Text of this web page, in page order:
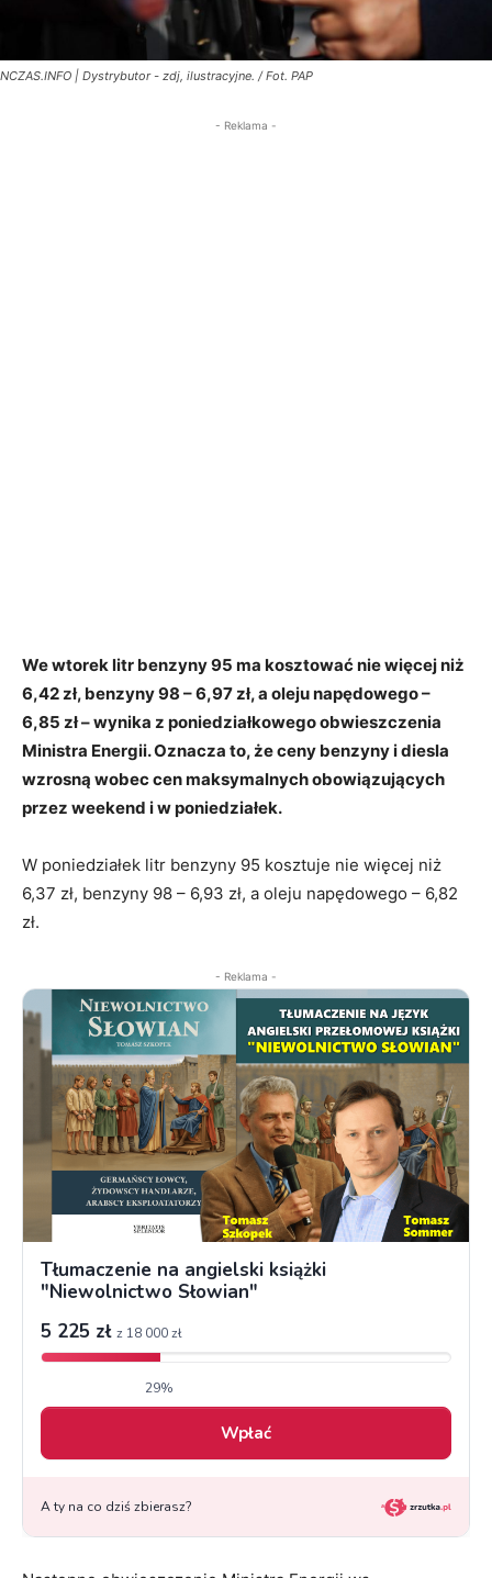
NCZAS.INFO | Dystrybutor - zdj, ilustracyjne. / Fot. PAP
- Reklama -
We wtorek litr benzyny 95 ma kosztować nie więcej niż
6,42 zł, benzyny 98 – 6,97 zł, a oleju napędowego –
6,85 zł – wynika z poniedziałkowego obwieszczenia
Ministra Energii. Oznacza to, że ceny benzyny i diesla
wzrosną wobec cen maksymalnych obowiązujących
przez weekend i w poniedziałek.
W poniedziałek litr benzyny 95 kosztuje nie więcej niż
6,37 zł, benzyny 98 – 6,93 zł, a oleju napędowego – 6,82
zł.
- Reklama -